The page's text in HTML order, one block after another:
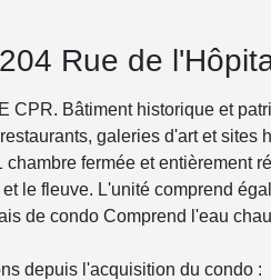
Rue de
CPR. Bâtiment historique et
galeries d'art et sites
fermée et entièrement
le fleuve. L'unité comprend
de condo Comprend l'eau
depuis l'acquisition du condo :